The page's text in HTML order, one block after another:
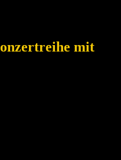
mit